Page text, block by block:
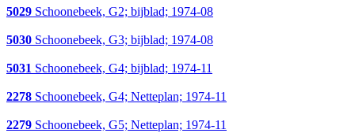
5029 Schoonebeek, G2; bijblad; 1974-08
5030 Schoonebeek, G3; bijblad; 1974-08
5031 Schoonebeek, G4; bijblad; 1974-11
2278 Schoonebeek, G4; Netteplan; 1974-11
2279 Schoonebeek, G5; Netteplan; 1974-11